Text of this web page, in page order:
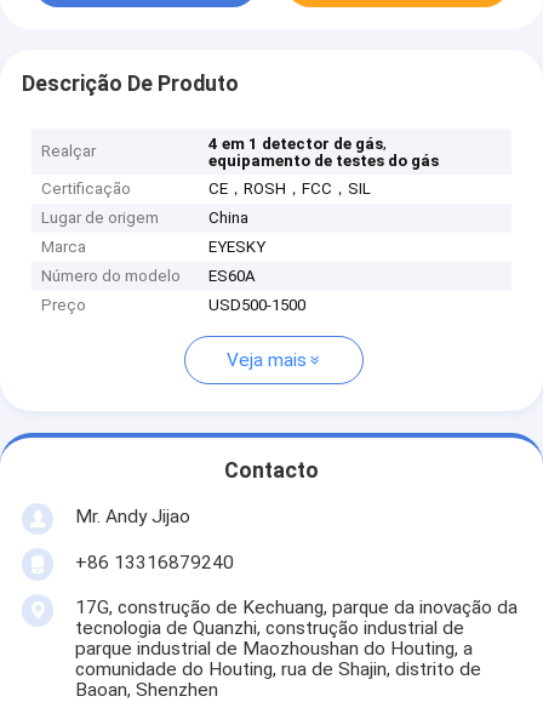
Descrição De Produto
Realçar 4 em 1 detector de gás,
equipamento de testes do gás
Certificação
CE，ROSH，FCC，SIL
Lugar de origem
China
Marca
EYESKY
Número do modelo
ES60A
Preço
USD500-1500
Veja mais
Contacto
Mr. Andy Jijao
+86 13316879240
17G, construção de Kechuang, parque da inovação da
tecnologia de Quanzhi, construção industrial de
parque industrial de Maozhoushan do Houting, a
comunidade do Houting, rua de Shajin, distrito de
Baoan, Shenzhen